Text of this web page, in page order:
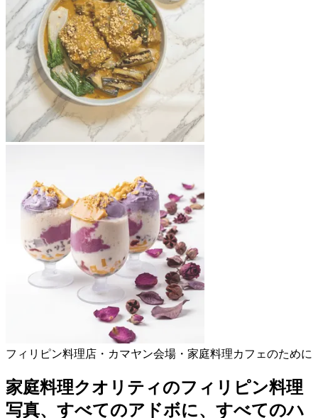
フィリピン料理店・カマヤン会場・家庭料理カフェのために
家庭料理クオリティのフィリピン料理
写真、 すべてのアドボに、すべてのハ